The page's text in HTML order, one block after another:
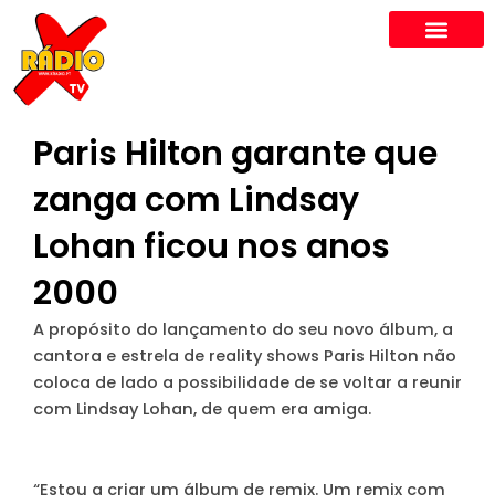
content
Paris Hilton garante que
zanga com Lindsay
Lohan ficou nos anos
2000
A propósito do lançamento do seu novo álbum, a
cantora e estrela de reality shows Paris Hilton não
coloca de lado a possibilidade de se voltar a reunir
com Lindsay Lohan, de quem era amiga.
“Estou a criar um álbum de remix. Um remix com